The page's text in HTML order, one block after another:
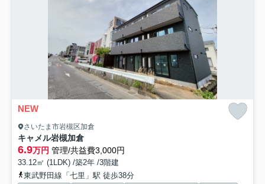
NEW
さいたま市岩槻区加倉
キャメル岩槻加倉
6.9万円 管理/共益費3,000円
33.12㎡ (1LDK) /築2年 /3階建
東武野田線「七里」駅 徒歩38分